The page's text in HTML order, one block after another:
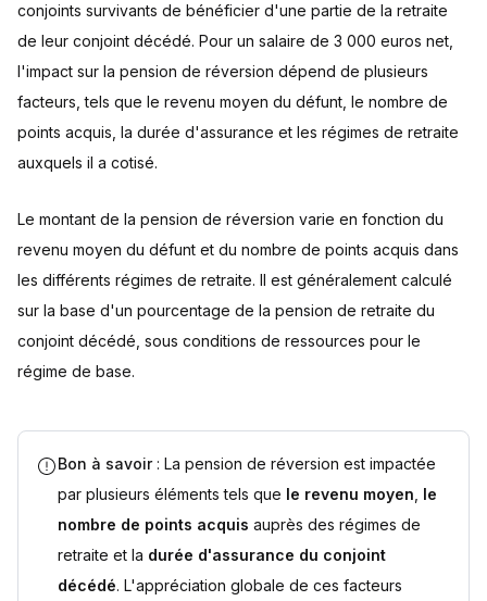
conjoints survivants de bénéficier d'une partie de la retraite
de leur conjoint décédé. Pour un salaire de 3 000 euros net,
l'impact sur la pension de réversion dépend de plusieurs
facteurs, tels que le revenu moyen du défunt, le nombre de
points acquis, la durée d'assurance et les régimes de retraite
auxquels il a cotisé.
Le montant de la pension de réversion varie en fonction du
revenu moyen du défunt et du nombre de points acquis dans
les différents régimes de retraite. Il est généralement calculé
sur la base d'un pourcentage de la pension de retraite du
conjoint décédé, sous conditions de ressources pour le
régime de base.
Bon à savoir : La pension de réversion est impactée
par plusieurs éléments tels que le revenu moyen le
nombre de points acquis auprès des régimes de
retraite et la durée d'assurance du conjoint
décédé. L'appréciation globale de ces facteurs